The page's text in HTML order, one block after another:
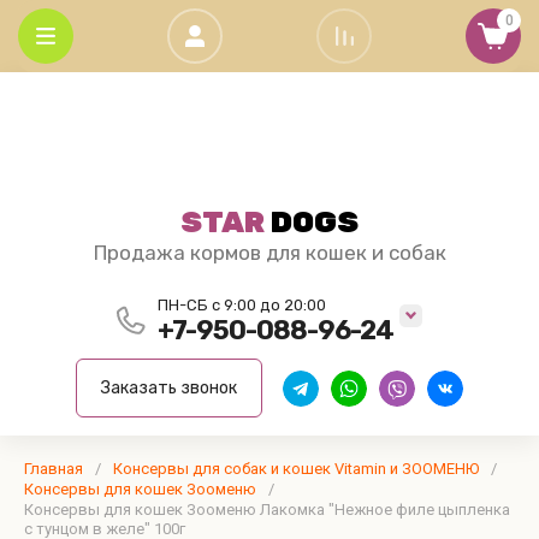
STAR DOGS
Продажа кормов для кошек и собак
ПН-СБ с 9:00 до 20:00
+7-950-088-96-24
Заказать звонок
Premium
холистик
Бридер
упаковки
корма
собак
Grand
Dog 15
class
кошек
Grand Cat,
Зооменю,
Сила
Super
Premium
class
для
кошек
Grand
Сила и Будь
Здоров
Дичь
Живая
Сила
ЗООМЕНЮ
0
Главная / Консервы для собак и кошек Vitamin и ЗООМЕНЮ
/
Консервы для кошек Зооменю
/
Консервы для кошек Зооменю Лакомка "Нежное филе цыпленка
с тунцом в желе" 100г